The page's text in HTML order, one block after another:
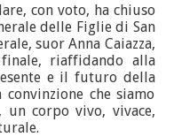
con voto, ha chiuso
delle Figlie di San
suor Anna Caiazza,
riaffidando alla
e il futuro della
che siamo
corpo vivo, vivace,